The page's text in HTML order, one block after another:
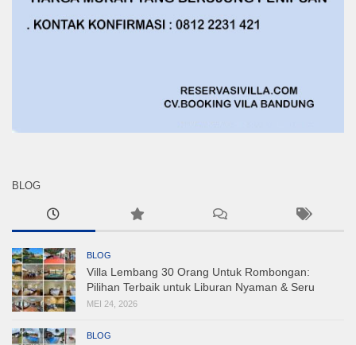
BLOG
BLOG
Villa Lembang 30 Orang Untuk Rombongan:
Pilihan Terbaik untuk Liburan Nyaman & Seru
MEI 24, 2026
BLOG